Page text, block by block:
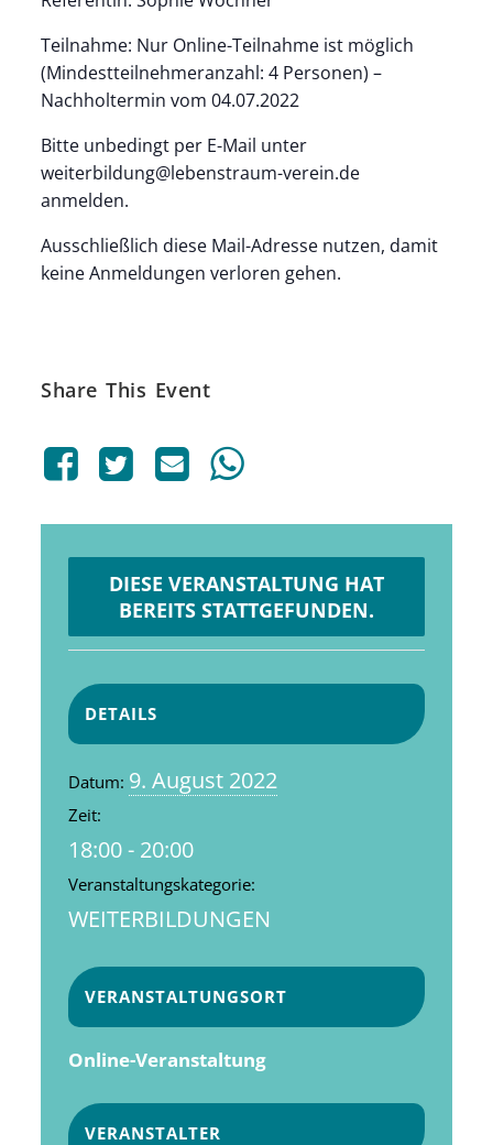
Teilnahme: Nur Online-Teilnahme ist möglich
(Mindestteilnehmeranzahl: 4 Personen) –
Nachholtermin vom 04.07.2022
Bitte unbedingt per E-Mail unter
weiterbildung@lebenstraum-verein.de
anmelden.
Ausschließlich diese Mail-Adresse nutzen, damit
keine Anmeldungen verloren gehen.
Share This Event
DIESE VERANSTALTUNG HAT
BEREITS STATTGEFUNDEN.
DETAILS
Datum: 9. August 2022
Zeit:
18:00 - 20:00
Veranstaltungskategorie:
WEITERBILDUNGEN
VERANSTALTUNGSORT
Online-Veranstaltung
VERANSTALTER